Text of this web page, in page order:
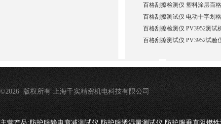
百格刮擦检测仪 塑料涂层百
百格刮擦测试仪 电动十字划
百格刮擦检测仪 PV3952测试
百格刮擦测试仪 PV3952试验
©2026 版权所有 上海千实精密机电科技有限公司